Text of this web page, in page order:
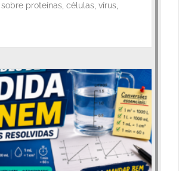
proteínas, células, vírus,